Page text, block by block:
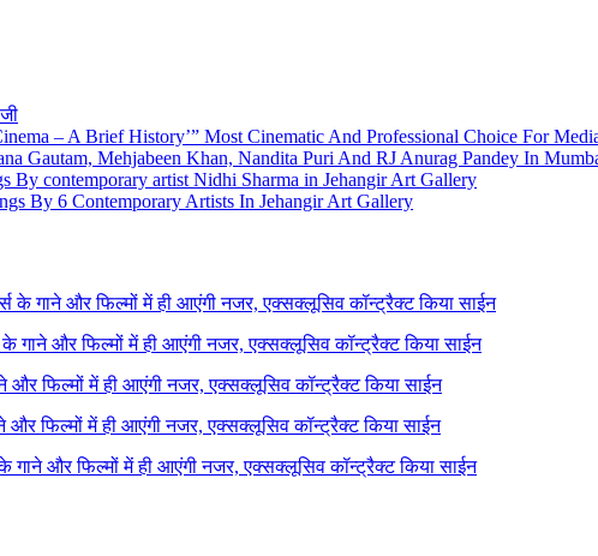
– A Brief History’” Most Cinematic And Professional Choice For
Gautam, Mehjabeen Khan, Nandita Puri And RJ Anurag Pandey In
By contemporary artist Nidhi Sharma in Jehangir Art Gallery
By 6 Contemporary Artists In Jehangir Art Gallery
के गाने और फिल्मों में ही आएंगी नजर, एक्सक्लूसिव कॉन्ट्रैक्ट किया साईन
के गाने और फिल्मों में ही आएंगी नजर, एक्सक्लूसिव कॉन्ट्रैक्ट किया साईन
और फिल्मों में ही आएंगी नजर, एक्सक्लूसिव कॉन्ट्रैक्ट किया साईन
और फिल्मों में ही आएंगी नजर, एक्सक्लूसिव कॉन्ट्रैक्ट किया साईन
के गाने और फिल्मों में ही आएंगी नजर, एक्सक्लूसिव कॉन्ट्रैक्ट किया साईन